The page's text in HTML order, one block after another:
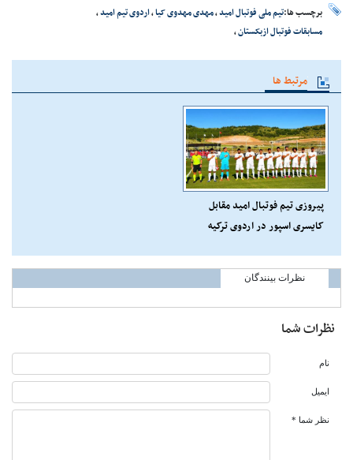
برچسب ها:تیم ملی فوتبال امید،مهدی مهدوی کیا،اردوی تیم امید،
مسابقات فوتبال ازبکستان،
مرتبط ها
پیروزی تیم فوتبال امید مقابل
کایسری اسپور در اردوی ترکیه
نظرات بینندگان
نظرات شما
نام
ایمیل
نظر شما *